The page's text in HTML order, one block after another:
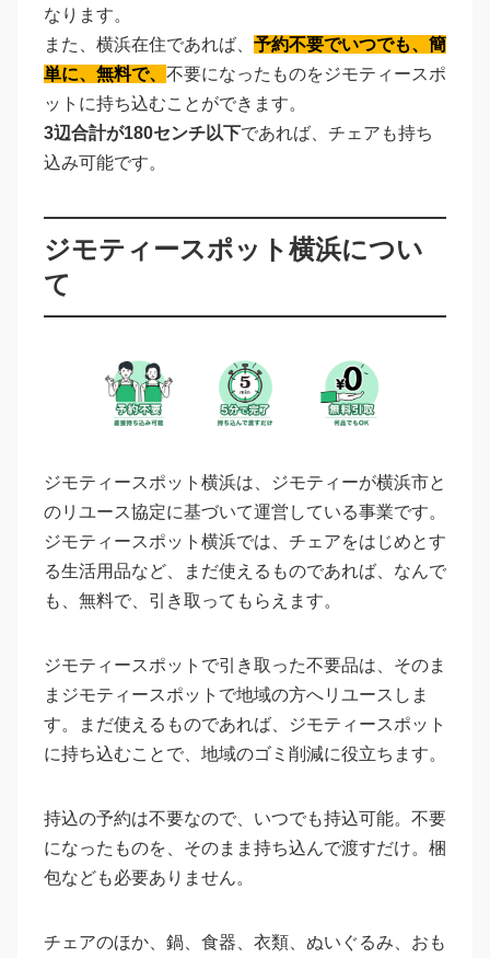
なります。
また、横浜在住であれば、 予約不要でいつでも、簡
単に、無料で、 不要になったものをジモティースポ
ットに持ち込むことができます。
3辺合計が180センチ以下であれば、チェアも持ち
込み可能です。
ジモティースポット横浜につい
て
ジモティースポット横浜は、ジモティーが横浜市と
のリユース協定に基づいて運営している事業です。
ジモティースポット横浜では、チェアをはじめとす
る生活用品など、まだ使えるものであれば、なんで
も、無料で、引き取ってもらえます。
ジモティースポットで引き取った不要品は、そのま
まジモティースポットで地域の方へリユースしま
す。まだ使えるものであれば、ジモティースポット
に持ち込むことで、地域のゴミ削減に役立ちます。
持込の予約は不要なので、いつでも持込可能。不要
になったものを、そのまま持ち込んで渡すだけ。梱
包なども必要ありません。
チェアのほか、鍋、食器、衣類、ぬいぐるみ、おも